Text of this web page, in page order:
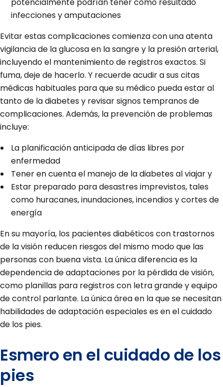
infecciones y amputaciones
Evitar estas complicaciones comienza con una atenta
vigilancia de la glucosa en la sangre y la presión arterial,
incluyendo el mantenimiento de registros exactos. Si
fuma, deje de hacerlo. Y recuerde acudir a sus citas
médicas habituales para que su médico pueda estar al
tanto de la diabetes y revisar signos tempranos de
complicaciones. Además, la prevención de problemas
incluye:
La planificación anticipada de días libres por
enfermedad
Tener en cuenta el manejo de la diabetes al viajar y
Estar preparado para desastres imprevistos, tales
como huracanes, inundaciones, incendios y cortes de
energía
En su mayoría, los pacientes diabéticos con trastornos
de la visión reducen riesgos del mismo modo que las
personas con buena vista. La única diferencia es la
dependencia de adaptaciones por la pérdida de visión,
como planillas para registros con letra grande y equipo
de control parlante. La única área en la que se necesitan
habilidades de adaptación especiales es en el cuidado
de los pies.
Esmero en el cuidado de los
pies